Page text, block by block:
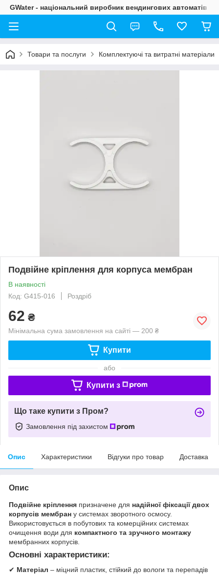
GWater - національний виробник вендингових автоматів
Товари та послуги Комплектуючі та витратні матеріали
Подвійне кріплення для корпуса мембран
В наявності
Код: G415-016
Роздріб
62 ₴
Мінімальна сума замовлення на сайті — 200 ₴
Купити
або
Купити з
Що таке купити з Пром?
Замовлення під захистом
Опис Характеристики Відгуки про товар Доставка
Опис
Подвійне кріплення призначене для надійної фіксації двох
корпусів мембран у системах зворотного осмосу.
Використовується в побутових та комерційних системах
очищення води для компактного та зручного монтажу
мембранних корпусів.
Основні характеристики:
✔ Матеріал – міцний пластик, стійкий до вологи та перепадів